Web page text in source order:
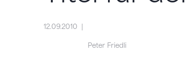
12.09.2010
Peter Friedli